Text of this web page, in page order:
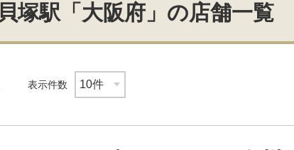
貝塚駅「大阪府」の店舗一覧
表示件数